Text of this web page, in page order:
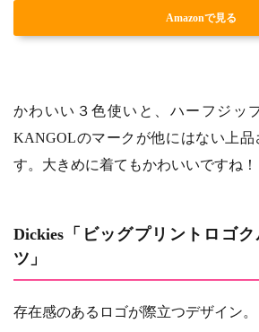
Amazonで見る
かわいい３色使いと、ハーフジッ
KANGOLのマークが他にはない上品
す。大きめに着てもかわいいですね！
Dickies「ビッグプリントロゴ
ツ」
存在感のあるロゴが際立つデザイン。